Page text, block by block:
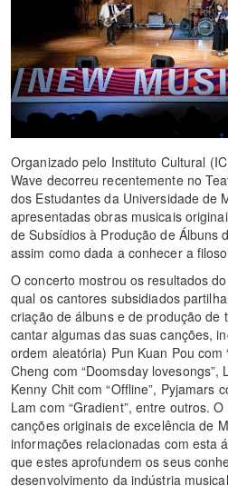
Organizado pelo Instituto Cultural
Wave decorreu recentemente no
dos Estudantes da Universidade de
apresentadas obras musicais
de Subsídios à Produção de Álbuns
assim como dada a conhecer a
O concerto mostrou os resultados
qual os cantores subsidiados
criação de álbuns e de produção de
cantar algumas das suas canções,
ordem aleatória) Pun Kuan Pou com
Cheng com “Doomsday lovesongs”,
Kenny Chit com “Offline”, Pyjamars
Lam com “Gradient”, entre outros.
canções originais de excelência de
informações relacionadas com esta
que estes aprofundem os seus
desenvolvimento da indústria